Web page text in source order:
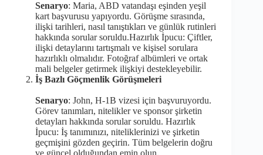
Senaryo: Maria, ABD vatandaşı eşinden yeşil
kart başvurusu yapıyordu. Görüşme sırasında,
ilişki tarihleri, nasıl tanıştıkları ve günlük rutinleri
hakkında sorular soruldu.Hazırlık İpucu: Çiftler,
ilişki detaylarını tartışmalı ve kişisel sorulara
hazırlıklı olmalıdır. Fotoğraf albümleri ve ortak
mali belgeler getirmek ilişkiyi destekleyebilir.
İş Bazlı Göçmenlik Görüşmeleri
Senaryo: John, H-1B vizesi için başvuruyordu.
Görev tanımları, nitelikler ve sponsor şirketin
detayları hakkında sorular soruldu. Hazırlık
İpucu: İş tanımınızı, niteliklerinizi ve şirketin
geçmişini gözden geçirin. Tüm belgelerin doğru